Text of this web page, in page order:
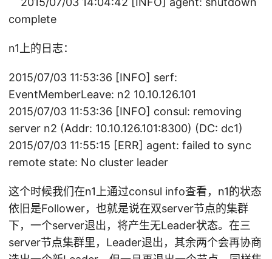
complete
n1上的日志：
2015/07/03 11:53:36 [INFO] serf:
EventMemberLeave: n2 10.10.126.101
2015/07/03 11:53:36 [INFO] consul: removing
server n2 (Addr: 10.10.126.101:8300) (DC: dc1)
2015/07/03 11:55:15 [ERR] agent: failed to sync
remote state: No cluster leader
这个时候我们在n1上通过consul info查看，n1的状态
依旧是Follower，也就是说在双server节点的集群
下，一个server退出，将产生无Leader状态。在三
server节点集群里，Leader退出，其余两个会再协商